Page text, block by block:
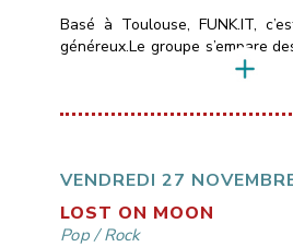
Basé à Toulouse, FUNK.IT,
généreux.Le groupe s’empare
du funk, de la soul et du
et les réarrange à sa façon :
VENDREDI 27
LOST ON MOON
Pop/Rock